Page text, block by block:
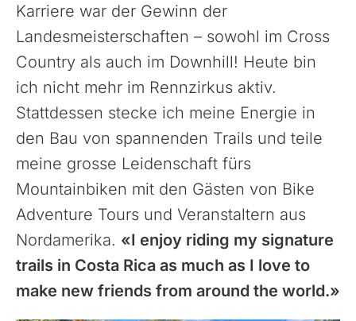
Karriere war der Gewinn der
Landesmeisterschaften – sowohl im Cross
Country als auch im Downhill! Heute bin
ich nicht mehr im Rennzirkus aktiv.
Stattdessen stecke ich meine Energie in
den Bau von spannenden Trails und teile
meine grosse Leidenschaft fürs
Mountainbiken mit den Gästen von Bike
Adventure Tours und Veranstaltern aus
Nordamerika. «I enjoy riding my signature
trails in Costa Rica as much as I love to
make new friends from around the world.»